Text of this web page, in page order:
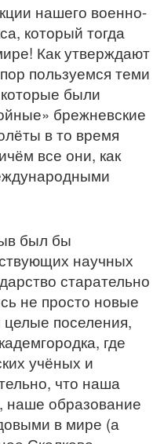
нашего военно-
который тогда
Как утверждают
пользуемся теми
были
брежневские
в то время
все они, как
был бы
научных
старательно
не просто новые
поселения,
где
учёных и
что наша
наше образование
в мире (а